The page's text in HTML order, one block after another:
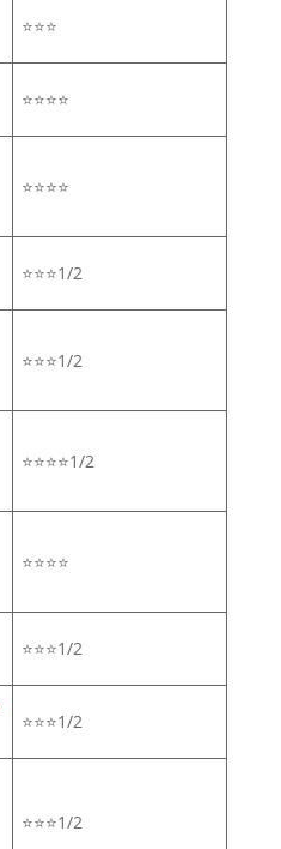
⭐⭐⭐
⭐⭐⭐⭐
⭐⭐⭐⭐
⭐⭐⭐1/2
⭐⭐⭐1/2
⭐⭐⭐⭐1/2
⭐⭐⭐⭐
⭐⭐⭐1/2
⭐⭐⭐1/2
⭐⭐⭐1/2